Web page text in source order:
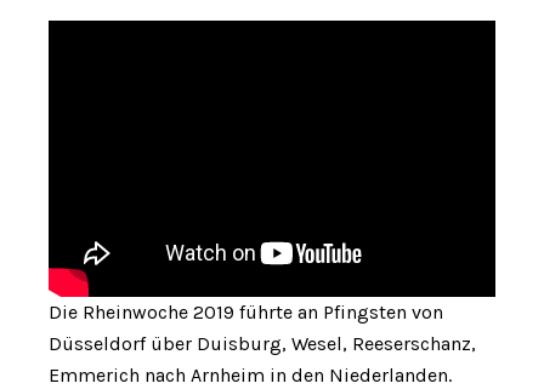
Die Rheinwoche 2019 führte an Pfingsten von
Düsseldorf über Duisburg, Wesel, Reeserschanz,
Emmerich nach Arnheim in den Niederlanden.